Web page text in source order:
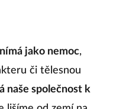
jako nemoc,
či tělesnou
naše společnost k